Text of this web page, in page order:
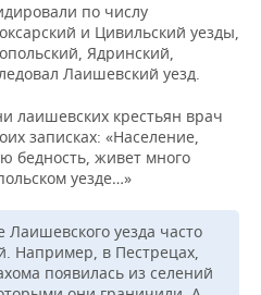
по числу
и Цивильский уезды,
Ядринский,
Лаишевский уезд.
лаишевских крестьян врач
записках: «Население,
бедность, живет много
уезде…»
уезда часто
Например, в Пестрецах,
появилась из селений